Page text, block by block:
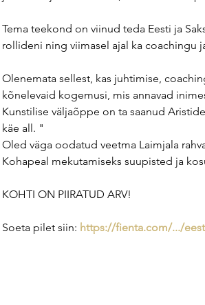
Tema teekond on viinud teda Eesti ja
rollideni ning viimasel ajal ka coachingu
Olenemata sellest, kas juhtimise,
kõnelevaid kogemusi, mis annavad
Kunstilise väljaõppe on ta saanud
käe all. "
Oled väga oodatud veetma Laimjala
Kohapeal mekutamiseks suupisted ja
KOHTI ON PIIRATUD ARV!
Soeta pilet siin: https://fienta.com/.../